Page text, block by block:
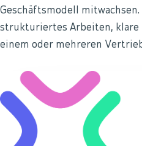
Geschäftsmodell
strukturiertes Arbeiten, klare
einem oder mehreren